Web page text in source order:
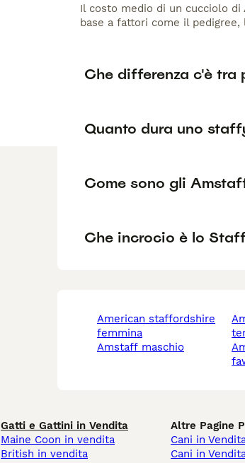
Il costo medio di un cucciolo di
base a fattori come il
Che differenza c'è tra
Quanto dura uno
Come sono gli
Che incrocio è lo
american staffordshire
femmina
amstaff maschio
american staffordshire
american staffordshire
Gatti e Gattini in Vendita
Maine Coon in vendita
British in vendita
Altre Pagine
Cani in
Cani in